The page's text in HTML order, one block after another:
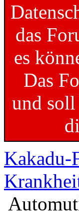
das
es
Das
und soll
Kakadu-